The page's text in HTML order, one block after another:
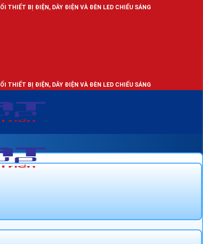
ĐIỆN VÀ ĐÈN LED CHIẾU SÁNG
ĐIỆN VÀ ĐÈN LED CHIẾU SÁNG